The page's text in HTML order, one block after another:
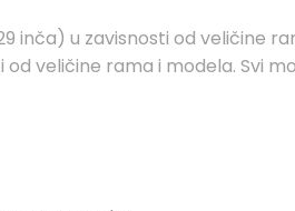
inča) u zavisnosti od veličine
veličine rama i modela. Svi